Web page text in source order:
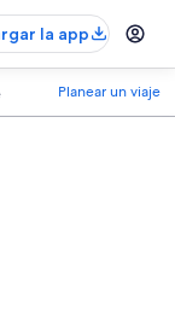
la app
Planear un viaje